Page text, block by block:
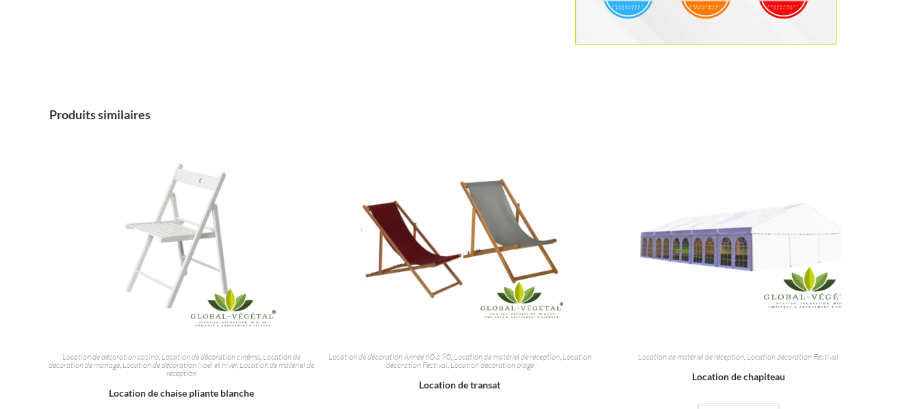
Produits similaires
Location de décoration casino, Location de décoration cinéma, Location de
décoration de mariage, Location de décoration Noël et hiver, Location de matériel de
réception
Location de chaise pliante blanche
Location de décoration Année 60 à 90, Location de matériel de réception, Location
décoration Festival, Location décoration plage
Location de transat
Location de matériel de réception, Location décoration Festival
Location de chapiteau